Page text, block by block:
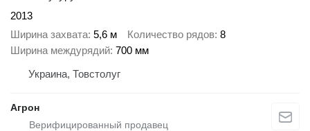
2013
Ширина захвата 5,6 м Количество рядов 8
Ширина междурядий 700 мм
Украина, Товстолуг
Агрон